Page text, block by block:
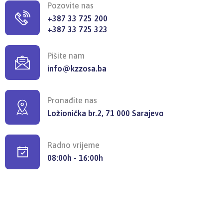
Pozovite nas
+387 33 725 200
+387 33 725 323
Pišite nam
info@kzzosa.ba
Pronađite nas
Ložionička br.2, 71 000 Sarajevo
Radno vrijeme
08:00h - 16:00h